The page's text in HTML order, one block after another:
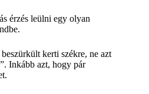
érzés leülni egy olyan
kerti székre, ne azt
Inkább azt, hogy pár